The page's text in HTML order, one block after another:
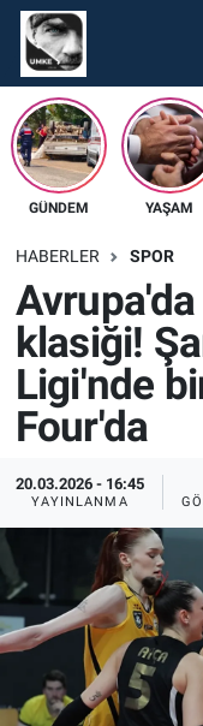
GÜNDEM YAŞAM
HABERLER SPOR
klasiği!
Ligi'nde
Four'da
20.03.2026 - 16:45
YAYINLANMA
Gündem
Ekonomi
Spor
Tüm Haberler
İletişim
Nöbetçi
Hava Durumu
Namaz Vakitleri
Süper Lig
Tüm